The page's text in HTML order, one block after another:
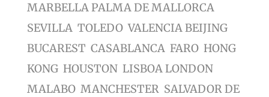
MARBELLA PALMA DE MALLORCA
SEVILLA TOLEDO VALENCIA BEIJING
BUCAREST CASABLANCA FARO HONG
KONG HOUSTON LISBOA LONDON
MALABO MANCHESTER SALVADOR DE